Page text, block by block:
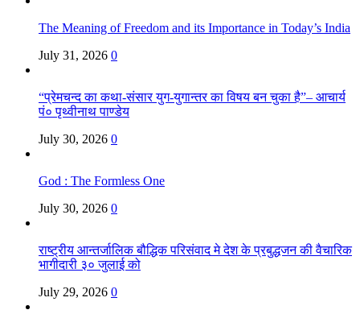
The Meaning of Freedom and its Importance in Today’s India
July 31, 2026 0
“प्रेमचन्द का कथा-संसार युग-युगान्तर का विषय बन चुका है”– आचार्य
पं० पृथ्वीनाथ पाण्डेय
July 30, 2026 0
God : The Formless One
July 30, 2026 0
राष्ट्रीय आन्तर्जालिक बौद्धिक परिसंवाद मे देश के प्रबुद्धजन की वैचारिक
भागीदारी ३० जुलाई को
July 29, 2026 0